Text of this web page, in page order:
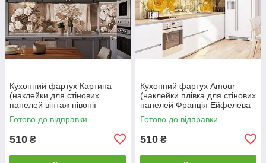
Кухонний фартух Картина
(наклейки для стінових
панелей вінтаж півонії
троянди букети чорно-білий)
600*2000 мм
Готово до відправки
510 ₴
Кухонний фартух Amour
(наклейки плівка для стінових
панелей Франція Ейфелева
вежа тістечко Лувр) 600*2000
мм
Готово до відправки
510 ₴